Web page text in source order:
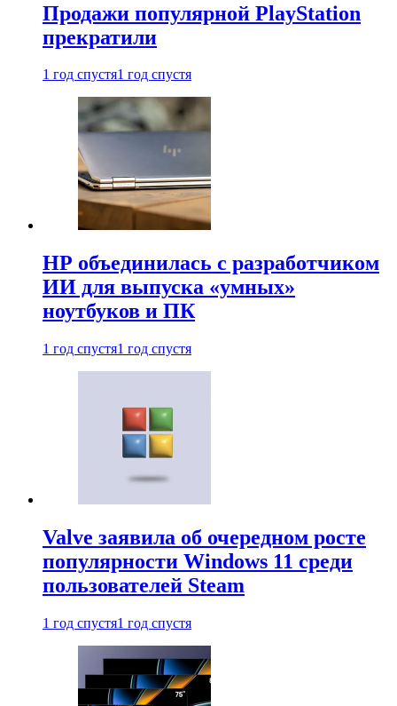
Продажи популярной PlayStation
прекратили
1 год спустя1 год спустя
HP объединилась с разработчиком
ИИ для выпуска «умных»
ноутбуков и ПК
1 год спустя1 год спустя
Valve заявила об очередном росте
популярности Windows 11 среди
пользователей Steam
1 год спустя1 год спустя